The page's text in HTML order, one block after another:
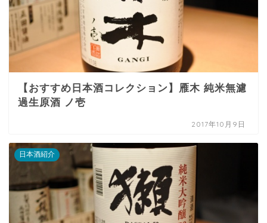
【おすすめ日本酒コレクション】雁木 純米無濾
過生原酒 ノ壱
2017年10月9日
日本酒紹介